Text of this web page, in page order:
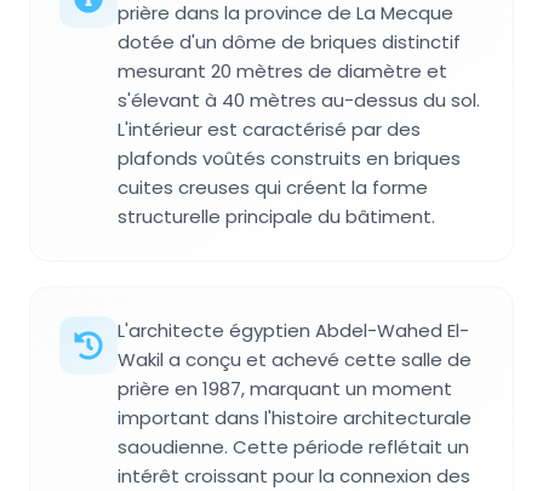
prière dans la province de La Mecque
dotée d'un dôme de briques distinctif
mesurant 20 mètres de diamètre et
s'élevant à 40 mètres au-dessus du sol.
L'intérieur est caractérisé par des
plafonds voûtés construits en briques
cuites creuses qui créent la forme
structurelle principale du bâtiment.
L'architecte égyptien Abdel-Wahed El-
Wakil a conçu et achevé cette salle de
prière en 1987, marquant un moment
important dans l'histoire architecturale
saoudienne. Cette période reflétait un
intérêt croissant pour la connexion des